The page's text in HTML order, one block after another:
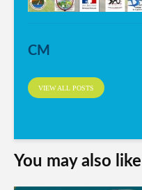
CM
VIEW ALL POSTS
You may also like